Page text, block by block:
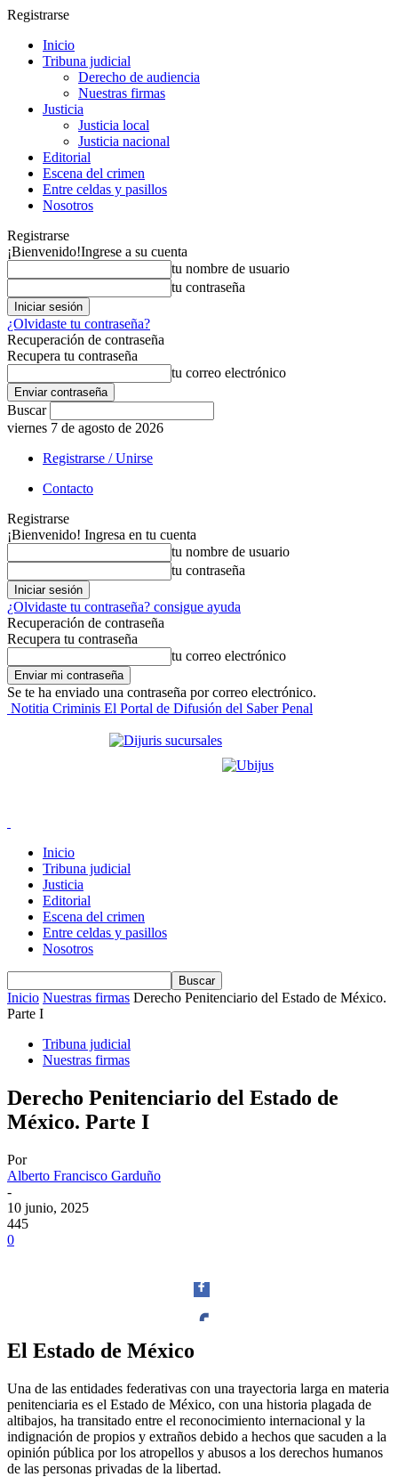
Registrarse
Inicio
Tribuna judicial
Derecho de audiencia
Nuestras firmas
Justicia
Justicia local
Justicia nacional
Editorial
Escena del crimen
Entre celdas y pasillos
Nosotros
Registrarse
¡Bienvenido!Ingrese a su cuenta
tu nombre de usuario
tu contraseña
¿Olvidaste tu contraseña?
Recuperación de contraseña
Recupera tu contraseña
tu correo electrónico
Buscar
viernes 7 de agosto de 2026
Registrarse / Unirse
Contacto
Registrarse
¡Bienvenido! Ingresa en tu cuenta
tu nombre de usuario
tu contraseña
¿Olvidaste tu contraseña? consigue ayuda
Recuperación de contraseña
Recupera tu contraseña
tu correo electrónico
Se te ha enviado una contraseña por correo electrónico.
Notitia Criminis El Portal de Difusión del Saber Penal
Inicio
Tribuna judicial
Justicia
Editorial
Escena del crimen
Entre celdas y pasillos
Nosotros
Inicio Nuestras firmas Derecho Penitenciario del Estado de México.
Parte I
Tribuna judicial
Nuestras firmas
Derecho Penitenciario del Estado de
México. Parte I
Por
Alberto Francisco Garduño
-
10 junio, 2025
445
0
Facebook
Twitter
El Estado de México
Una de las entidades federativas con una trayectoria larga en materia
penitenciaria es el Estado de México, con una historia plagada de
altibajos, ha transitado entre el reconocimiento internacional y la
indignación de propios y extraños debido a hechos que sacuden a la
opinión pública por los atropellos y abusos a los derechos humanos
de las personas privadas de la libertad.